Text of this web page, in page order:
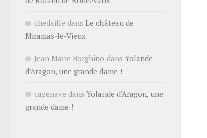
chedaille dans Le château de
Miramas-le-Vieux
Jean Marie Borghino dans Yolande
d’Aragon, une grande dame !
cazenave dans Yolande d’Aragon, une
grande dame !